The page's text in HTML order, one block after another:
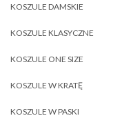
KOSZULE DAMSKIE
KOSZULE KLASYCZNE
KOSZULE ONE SIZE
KOSZULE W KRATĘ
KOSZULE W PASKI